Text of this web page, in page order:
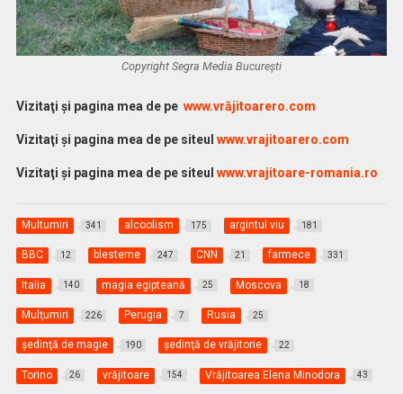
Copyright Segra Media București
Vizitaţi şi pagina mea de pe www.vrăjitoarero.com
Vizitaţi şi pagina mea de pe siteul www.vrajitoarero.com
Vizitaţi şi pagina mea de pe siteul www.vrajitoare-romania.ro
Multumiri 341 alcoolism 175 argintul viu 181
BBC 12 blesteme 247 CNN 21 farmece 331
Italia 140 magia egipteană 25 Moscova 18
Mulţumiri 226 Perugia 7 Rusia 25
şedinţă de magie 190 şedinţă de vrăjitorie 22
Torino 26 vrăjitoare 154 Vrăjitoarea Elena Minodora 43